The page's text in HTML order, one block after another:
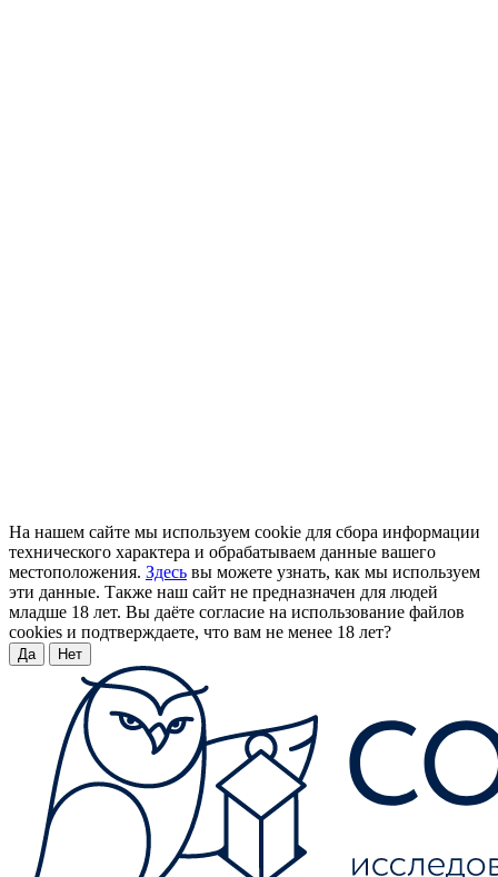
На нашем сайте мы используем cookie для сбора информации
технического характера и обрабатываем данные вашего
местоположения. Здесь вы можете узнать, как мы используем
эти данные. Также наш сайт не предназначен для людей
младше 18 лет. Вы даёте согласие на использование файлов
cookies и подтверждаете, что вам не менее 18 лет?
Да Нет